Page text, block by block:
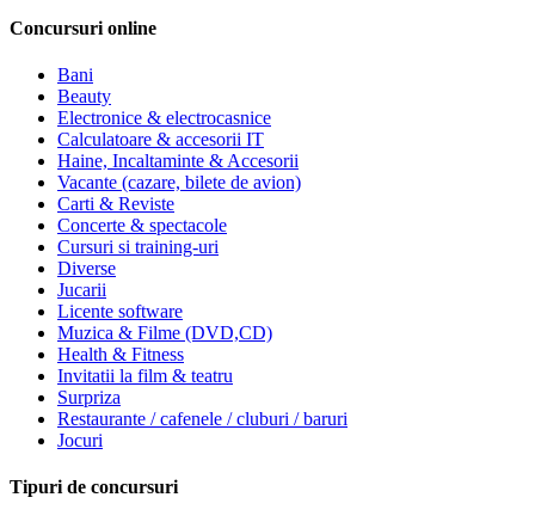
Concursuri online
Bani
Beauty
Electronice & electrocasnice
Calculatoare & accesorii IT
Haine, Incaltaminte & Accesorii
Vacante (cazare, bilete de avion)
Carti & Reviste
Concerte & spectacole
Cursuri si training-uri
Diverse
Jucarii
Licente software
Muzica & Filme (DVD,CD)
Health & Fitness
Invitatii la film & teatru
Surpriza
Restaurante / cafenele / cluburi / baruri
Jocuri
Tipuri de concursuri